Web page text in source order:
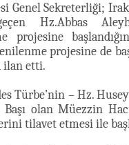
Genel Sekreterliği;
Hz.Abbas
projesine
projesine de
ilan etti.
Türbe’nin – Hz.
olan Müezzin
tilavet etmesi ile